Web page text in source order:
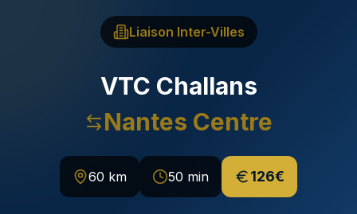
Nos Services
Destinations
HUBS SPÉCIALISÉS
Aéroport Nantes
Liaison Inter-Villes
VTC Challans
Nantes Centre
60 km 50 min 126€